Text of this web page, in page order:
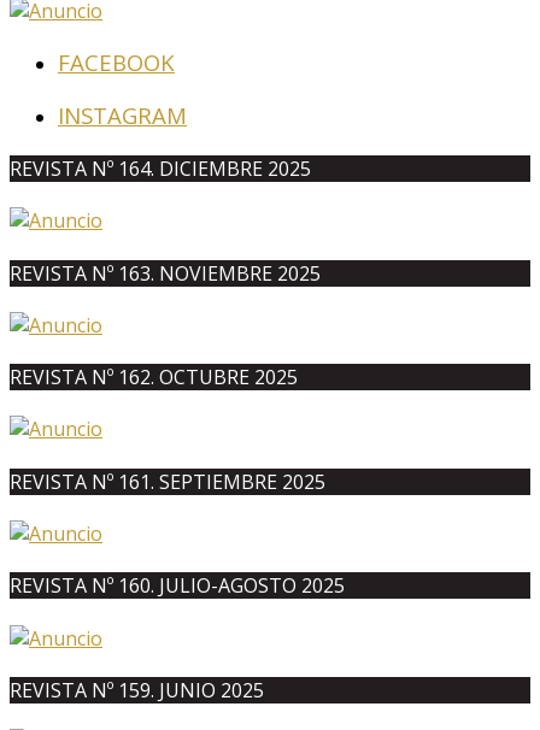
FACEBOOK
INSTAGRAM
REVISTA Nº 164. DICIEMBRE 2025
REVISTA Nº 163. NOVIEMBRE 2025
REVISTA Nº 162. OCTUBRE 2025
REVISTA Nº 161. SEPTIEMBRE 2025
REVISTA Nº 160. JULIO-AGOSTO 2025
REVISTA Nº 159. JUNIO 2025